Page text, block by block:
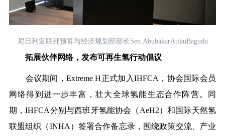
尼日利亚联邦预算与经济规划部部长Sen.AbubakarAtikuBagudu
拓展伙伴网络，发布可再生氢行动倡议
会议期间，Extreme H正式加入IHFCA，协会国际会员
网络得到进一步丰富，壮大全球氢能生态合作阵营。同
期，IHFCA分别与西班牙氢能协会（AeH2）和国际天然氢
联盟组织（INHA）签署合作备忘录，围绕政策交流、产业